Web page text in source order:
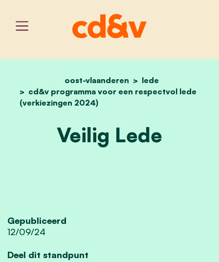
home
oost-vlaanderen
lede
cd&v programma voor een respectvol lede
(verkiezingen 2024)
veilig lede
Veilig Lede
Gepubliceerd
12/09/24
Deel dit standpunt